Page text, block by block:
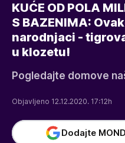
KUĆE OD POLA
S BAZENIMA:
narodnjaci -
u klozetu!
Pogledajte domove
Objavljeno 12.12.2020. 17:12h
Dodajte